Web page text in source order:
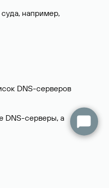
например,
DNS-серверов
DNS-серверы, а